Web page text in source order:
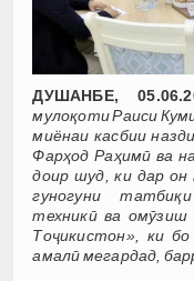
ДУШАНБЕ,
мулоқоти Раиси
миёнаи касбии
Фарҳод Раҳимӣ ва
доир шуд, ки дар
гуногуни
техникӣ ва омӯзиш
Тоҷикистон», ки
амалӣ мегардад,